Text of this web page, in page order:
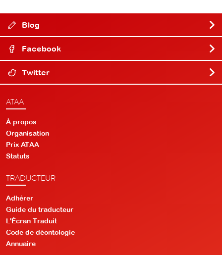
Blog
Facebook
Twitter
ATAA
À propos
Organisation
Prix ATAA
Statuts
TRADUCTEUR
Adhérer
Guide du traducteur
L'Écran Traduit
Code de déontologie
Annuaire